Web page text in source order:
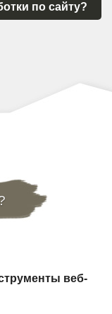
по сайту?
веб-